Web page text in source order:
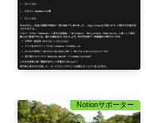
Notionサポーター